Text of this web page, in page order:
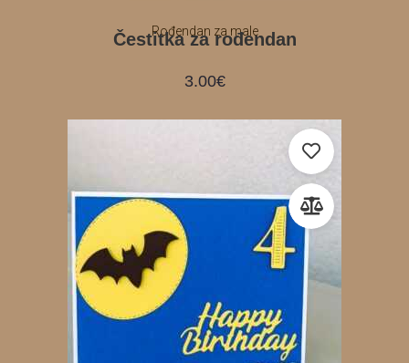
Rođendan za male
Čestitka za rođendan
3.00€